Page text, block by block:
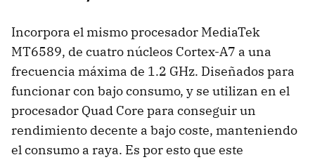
Incorpora el mismo procesador MediaTek
MT6589, de cuatro núcleos Cortex-A7 a una
frecuencia máxima de 1.2 GHz. Diseñados para
funcionar con bajo consumo, y se utilizan en el
procesador Quad Core para conseguir un
rendimiento decente a bajo coste, manteniendo
el consumo a raya. Es por esto que este